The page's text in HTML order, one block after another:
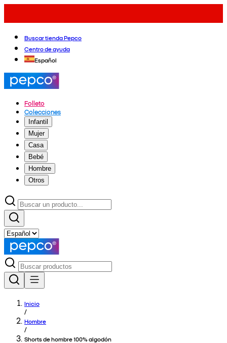
Buscar tienda Pepco
Centro de ayuda
Español
Folleto
Colecciones
Infantil
Mujer
Casa
Bebé
Hombre
Otros
Inicio
/
Hombre
/
Shorts de hombre 100% algodón